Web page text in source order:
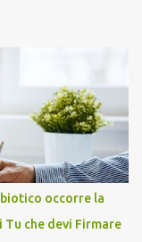
occorre la
Tu che devi Firmare